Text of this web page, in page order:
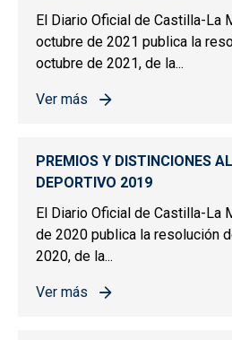
El Diario Oficial de Castilla-La
octubre de 2021 publica la
octubre de 2021, de la...
Ver más
sobre PREMIOS Y
PREMIOS Y DISTINCIONES
DEPORTIVO 2019
El Diario Oficial de Castilla-La
de 2020 publica la resolución
2020, de la...
Ver más
sobre PREMIOS Y